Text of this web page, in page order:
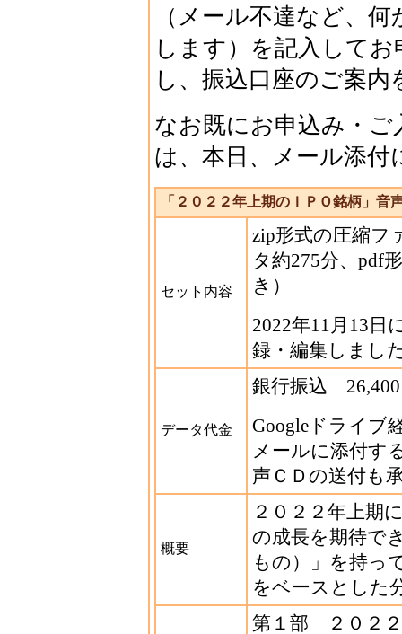
（メール不達など、
します）を記入して
し、振込口座のご案
なお既にお申込み・
は、本日、メール添付
「２０２２年上期のＩＰＯ銘柄」音
セット内容
zip形式の圧縮フ
タ約275分、pdf
き）
2022年11月13日
録・編集しまし
データ代金
銀行振込
Googleドライブ
メールに添付す
声ＣＤの送付も
概要
２０２２年上期
の成長を期待で
もの）」を持っ
をベースとした
第１部 ２０２